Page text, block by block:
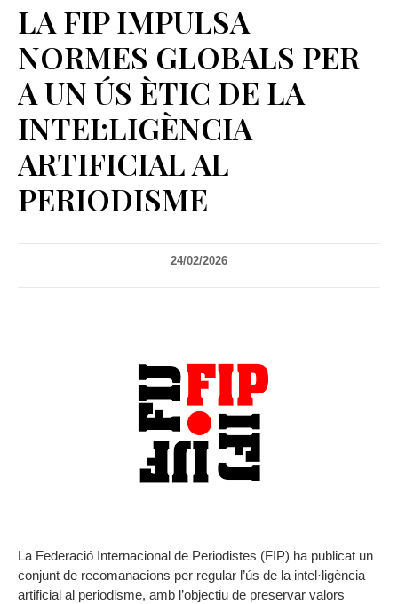
LA FIP IMPULSA
NORMES GLOBALS PER
A UN ÚS ÈTIC DE LA
INTEL·LIGÈNCIA
ARTIFICIAL AL
PERIODISME
24/02/2026
La Federació Internacional de Periodistes (FIP) ha publicat un
conjunt de recomanacions per regular l’ús de la intel·ligència
artificial al periodisme, amb l’objectiu de preservar valors